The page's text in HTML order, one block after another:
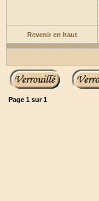
Revenir en haut
Page 1 sur1